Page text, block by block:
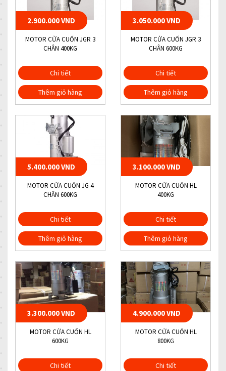
2.900.000 VND
MOTOR CỬA CUỐN JGR 3
CHÂN 400KG
Chi tiết
Thêm giỏ hàng
3.050.000 VND
MOTOR CỬA CUỐN JGR 3
CHÂN 600KG
Chi tiết
Thêm giỏ hàng
5.400.000 VND
MOTOR CỬA CUỐN JG 4
CHÂN 600KG
Chi tiết
Thêm giỏ hàng
3.100.000 VND
MOTOR CỬA CUỐN HL
400KG
Chi tiết
Thêm giỏ hàng
3.300.000 VND
MOTOR CỬA CUỐN HL
600KG
Chi tiết
4.900.000 VND
MOTOR CỬA CUỐN HL
800KG
Chi tiết